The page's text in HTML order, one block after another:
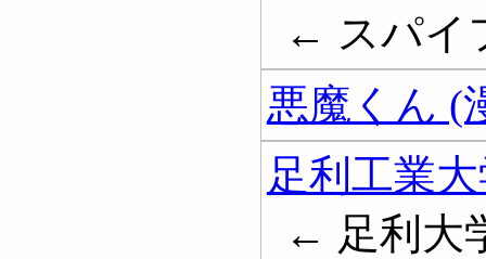
← スパイ
悪魔くん (
足利工業
← 足利大